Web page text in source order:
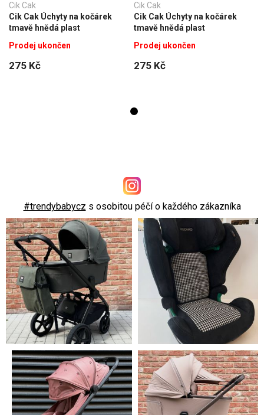
Cik Cak
Cik Cak Úchyty na kočárek
tmavě hnědá plast
275 Kč
Prodej ukončen
Cik Cak
Cik Cak Úchyty na kočárek
tmavě hnědá plast
275 Kč
Prodej ukončen
#trendybabycz s osobitou péčí o každého zákazníka